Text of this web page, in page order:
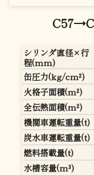
シリンダ直径×行
程(mm)
缶圧力(kg/cm²)
火格子面積(m²)
全伝熱面積(m²)
機関車運転重量(t)
炭水車運転重量(t)
燃料搭載量(t)
水槽容量(m³)